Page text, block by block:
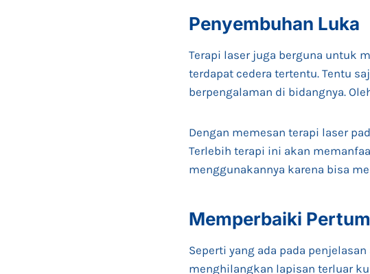
Penyembuhan Luka
Terapi laser juga berguna untuk
terdapat cedera tertentu. Tentu
berpengalaman di bidangnya.
Dengan memesan terapi laser
Terlebih terapi ini akan
menggunakannya karena bisa
Memperbaiki
Seperti yang ada pada
menghilangkan lapisan terluar